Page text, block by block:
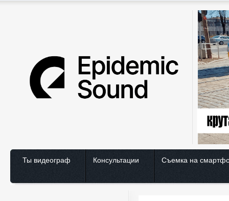
Ты видеограф Консультации Съемка на